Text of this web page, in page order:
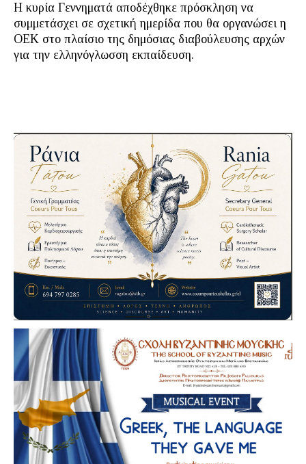
Η κυρία Γεννηματά αποδέχθηκε πρόσκληση να
συμμετάσχει σε σχετική ημερίδα που θα οργανώσει η
ΟΕΚ στο πλαίσιο της δημόσιας διαβούλευσης αρχών
για την ελληνόγλωσση εκπαίδευση.